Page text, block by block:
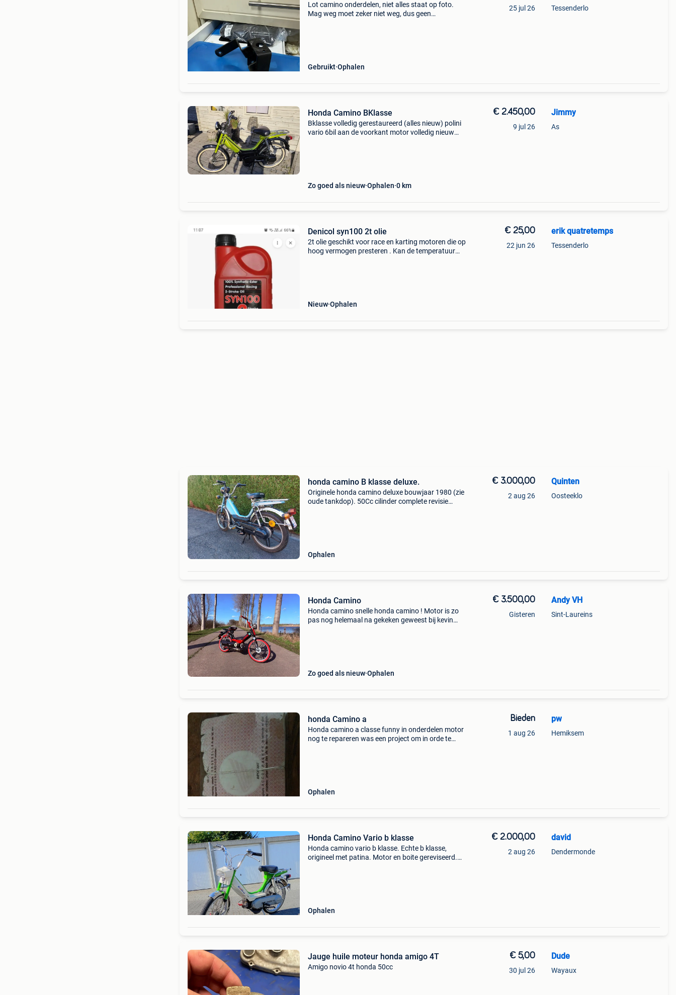
Lot camino onderdelen, niet alles staat op foto.
Mag weg moet zeker niet weg, dus geen
Gebruikt Ophalen
25 jul 26 Tessenderlo
Honda Camino BKlasse
Bklasse volledig gerestaureerd (alles nieuw) polini
vario 6bil aan de voorkant motor volledig nieuw
Zo goed als nieuw Ophalen 0 km
€ 2.450,00
9 jul 26
Jimmy
As
Denicol syn100 2t olie
2t olie geschikt voor race en karting motoren die op
hoog vermogen presteren . Kan de temperatuur
Nieuw Ophalen
€ 25,00
22 jun 26
erik quatretemps
Tessenderlo
honda camino B klasse deluxe.
Originele honda camino deluxe bouwjaar 1980 (zie
oude tankdop). 50Cc cilinder complete revisie
Ophalen
€ 3.000,00
2 aug 26
Quinten
Oosteeklo
Honda Camino
Honda camino snelle honda camino ! Motor is zo
pas nog helemaal na gekeken geweest bij kevin
Zo goed als nieuw Ophalen
€ 3.500,00
Gisteren
Andy VH
Sint-Laureins
honda Camino a
Honda camino a classe funny in onderdelen motor
nog te repareren was een project om in orde te
Ophalen
Bieden
1 aug 26
pw
Hemiksem
Honda Camino Vario b klasse
Honda camino vario b klasse. Echte b klasse,
origineel met patina. Motor en boite gereviseerd.
Ophalen
€ 2.000,00
2 aug 26
david
Dendermonde
Jauge huile moteur honda amigo 4T
Amigo novio 4t honda 50cc
€ 5,00
30 jul 26
Dude
Wayaux